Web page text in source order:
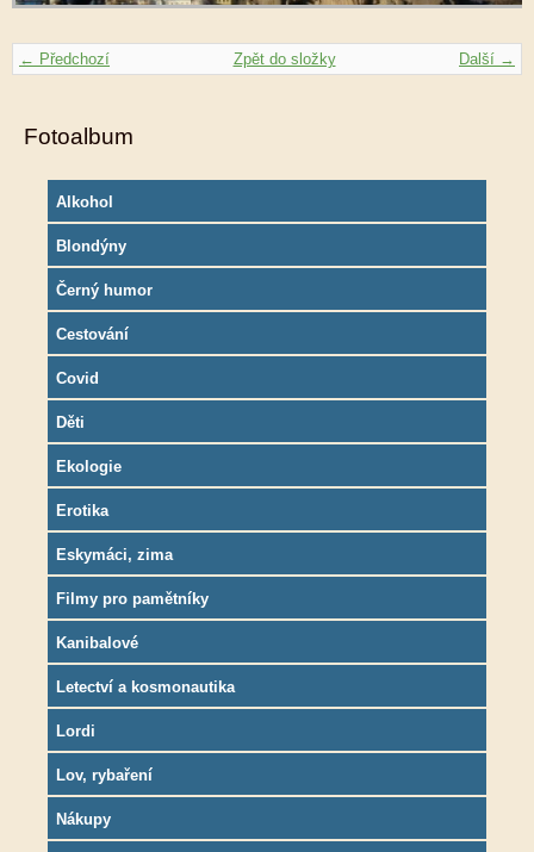
← Předchozí Další →
Zpět do složky
Fotoalbum
Alkohol
Blondýny
Černý humor
Cestování
Covid
Děti
Ekologie
Erotika
Eskymáci, zima
Filmy pro pamětníky
Kanibalové
Letectví a kosmonautika
Lordi
Lov, rybaření
Nákupy